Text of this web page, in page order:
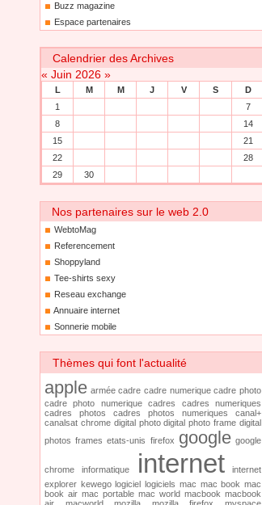
Buzz magazine
Espace partenaires
Calendrier des Archives
« Juin 2026 »
L M M J V S
D
1
7
8
14
15
21
22
28
29
30
Nos partenaires sur le web 2.0
WebtoMag
Referencement
Shoppyland
Tee-shirts sexy
Reseau exchange
Annuaire internet
Sonnerie mobile
Thèmes qui font l'actualité
apple armée cadre cadre numerique cadre photo
cadre photo numerique
cadres
cadres numeriques
cadres photos
cadres photos numeriques
canal+
canalsat chrome digital photo digital photo frame digital
photos frames etats-unis firefox google google
chrome informatique internet
internet
explorer kewego logiciel logiciels mac mac book mac
book air mac portable mac world macbook macbook